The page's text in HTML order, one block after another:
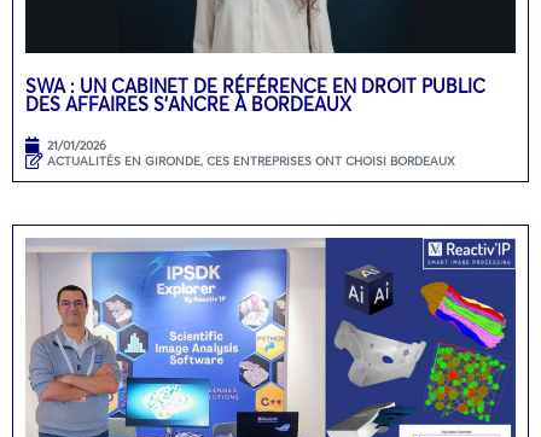
SWA : UN CABINET DE RÉFÉRENCE EN DROIT PUBLIC
DES AFFAIRES S’ANCRE À BORDEAUX
21/01/2026
ACTUALITÉS EN GIRONDE, CES ENTREPRISES ONT CHOISI BORDEAUX